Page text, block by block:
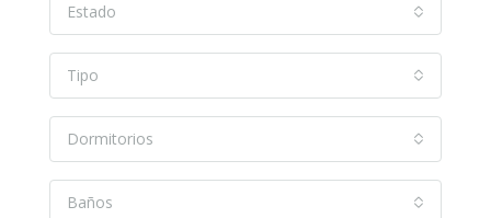
Estado
Tipo
Dormitorios
Baños